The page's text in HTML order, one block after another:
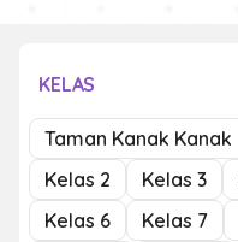
KELAS
Taman Kanak Kanak
Kelas 2
Kelas 3
Kelas 6
Kelas 7